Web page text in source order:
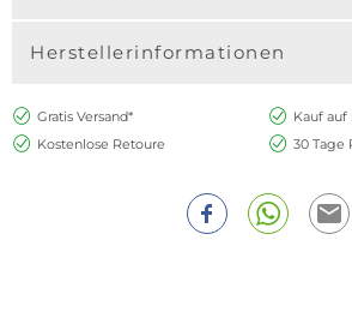
Herstellerinformationen
Gratis Versand*
Kauf auf
Kostenlose Retoure
30 Tage